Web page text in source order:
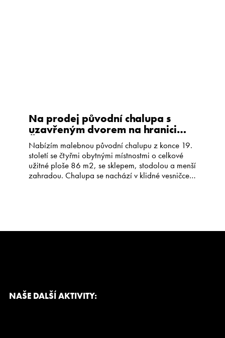
Na prodej původní chalupa s
uzavřeným dvorem na hranici
České Kanady
Nabízím malebnou původní chalupu z konce 19.
století se čtyřmi obytnými místnostmi o celkové
užitné ploše 86 m2, se sklepem, stodolou a menší
zahradou. Chalupa se nachází v klidné vesničce
NAŠE DALŠÍ AKTIVITY: